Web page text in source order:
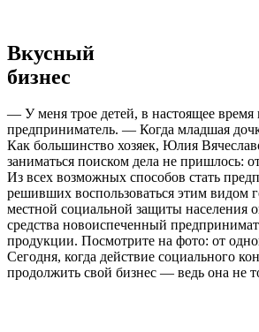
Вкусный
бизнес
— У меня трое детей, в настоящее
предприниматель. — Когда младшая
Как большинство хозяек, Юлия
заниматься поиском дела не пришлось:
Из всех возможных способов стать
решивших воспользоваться этим видом
местной социальной защиты населения
средства новоиспеченный
продукции. Посмотрите на фото: от
Сегодня, когда действие социального
продолжить свой бизнес — ведь она не